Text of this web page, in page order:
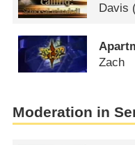
Davis
Zach
Moderation in